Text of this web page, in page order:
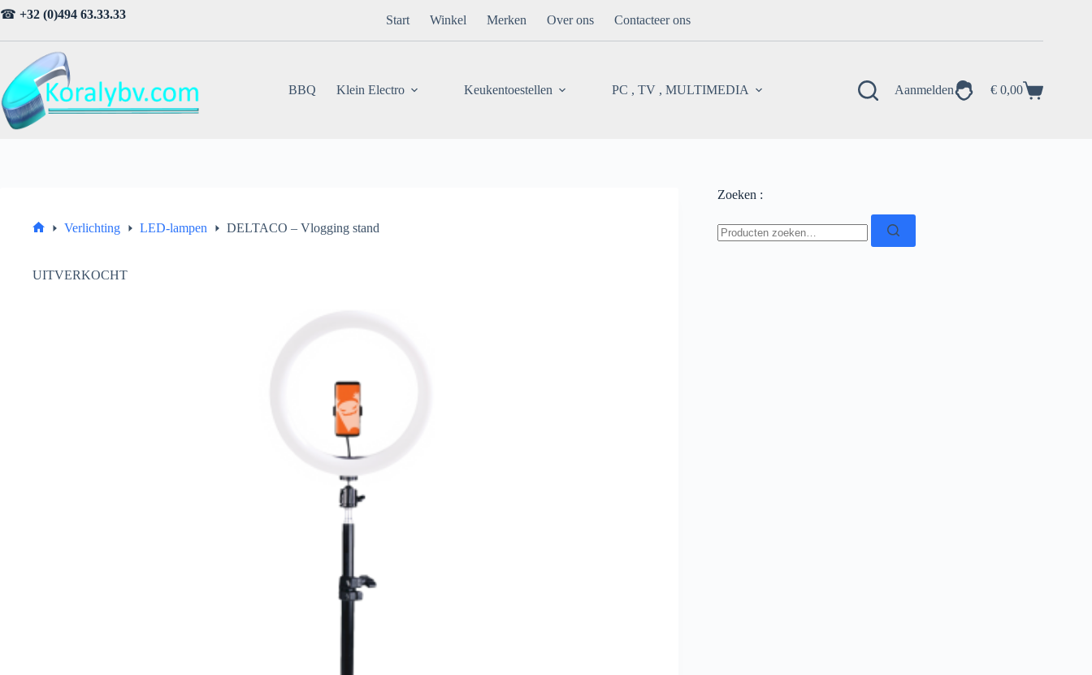
Ga
naar
☎ +32 (0)494 63.33.33 Start Winkel Merken Over ons Contacteer ons
BBQ Klein Electro Keukentoestellen PC , TV , MULTIMEDIA Aanmelden Winkelwagen
€ 0,00
Verlichting LED-lampen DELTACO – Vlogging stand
UITVERKOCHT
Zoeken :
naar: